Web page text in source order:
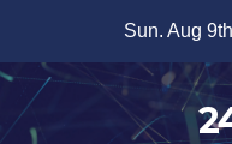
content
Sun. Aug